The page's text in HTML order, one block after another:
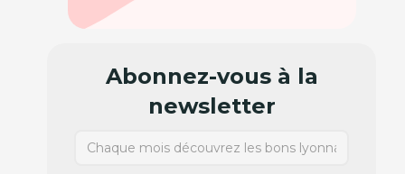
Abonnez-vous à la
newsletter